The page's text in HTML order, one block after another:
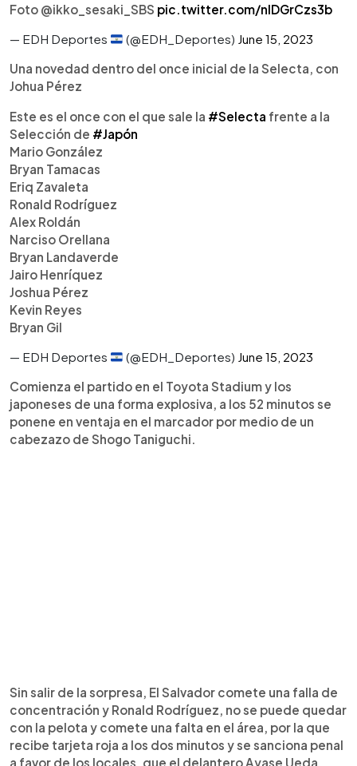
Foto @ikko_sesaki_SBS pic.twitter.com/nIDGrCzs3b
— EDH Deportes
(@EDH_Deportes) June 15, 2023
Una novedad dentro del once inicial de la Selecta, con
Johua Pérez
Este es el once con el que sale la #Selecta frente a la
Selección de #Japón
Mario González
Bryan Tamacas
Eriq Zavaleta
Ronald Rodríguez
Alex Roldán
Narciso Orellana
Bryan Landaverde
Jairo Henríquez
Joshua Pérez
Kevin Reyes
Bryan Gil
— EDH Deportes
(@EDH_Deportes) June 15, 2023
Comienza el partido en el Toyota Stadium y los
japoneses de una forma explosiva, a los 52 minutos se
ponene en ventaja en el marcador por medio de un
cabezazo de Shogo Taniguchi.
Sin salir de la sorpresa, El Salvador comete una falla de
concentración y Ronald Rodríguez, no se puede quedar
con la pelota y comete una falta en el área, por la que
recibe tarjeta roja a los dos minutos y se sanciona penal
a favor de los locales, que el delantero Ayase Ueda